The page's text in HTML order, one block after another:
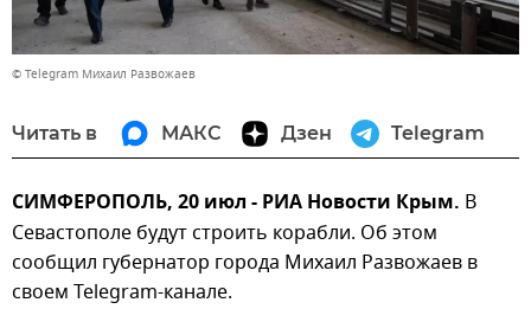
© Telegram Михаил Развожаев
Читать в МАКС Дзен Telegram
СИМФЕРОПОЛЬ, 20 июл - РИА Новости Крым. В
Севастополе будут строить корабли. Об этом
сообщил губернатор города Михаил Развожаев в
своем Telegram-канале.